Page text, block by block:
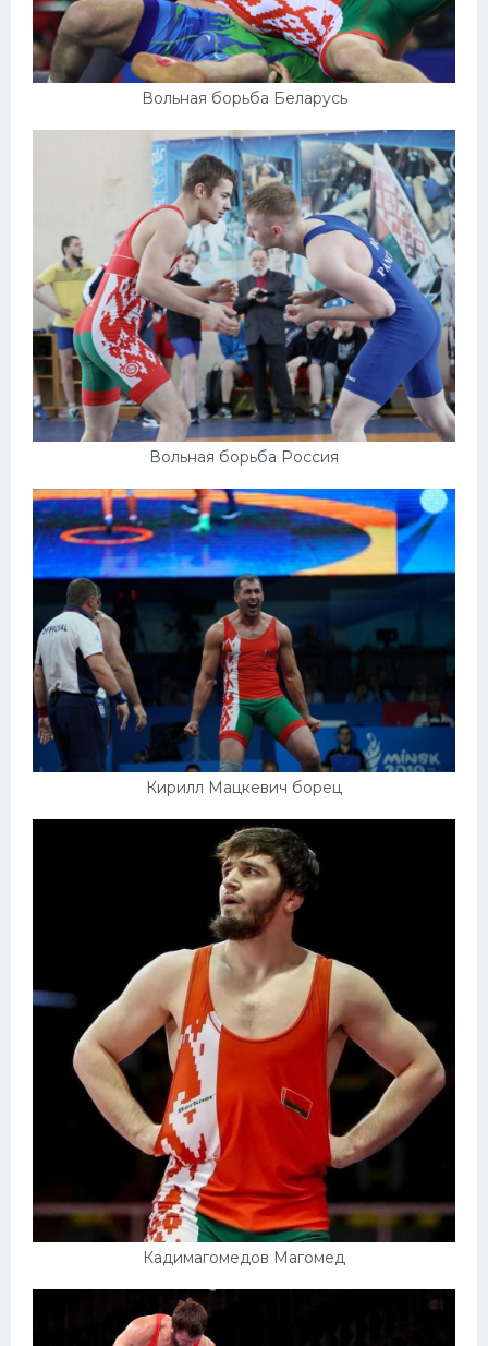
Вольная борьба Беларусь
Вольная борьба Россия
Кирилл Мацкевич борец
Кадимагомедов Магомед